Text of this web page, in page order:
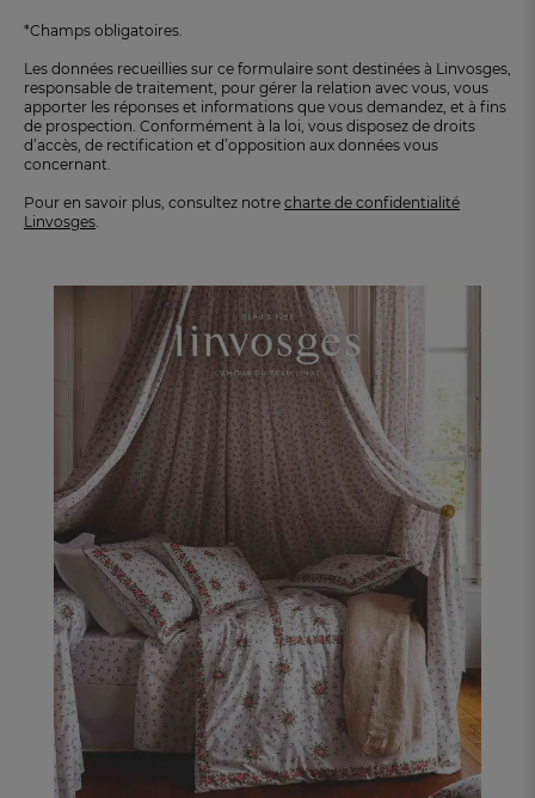
*Champs obligatoires.
Les données recueillies sur ce formulaire sont destinées à Linvosges,
responsable de traitement, pour gérer la relation avec vous, vous
apporter les réponses et informations que vous demandez, et à fins
de prospection. Conformément à la loi, vous disposez de droits
d’accès, de rectification et d’opposition aux données vous
concernant.
Pour en savoir plus, consultez notre charte de confidentialité
Linvosges.